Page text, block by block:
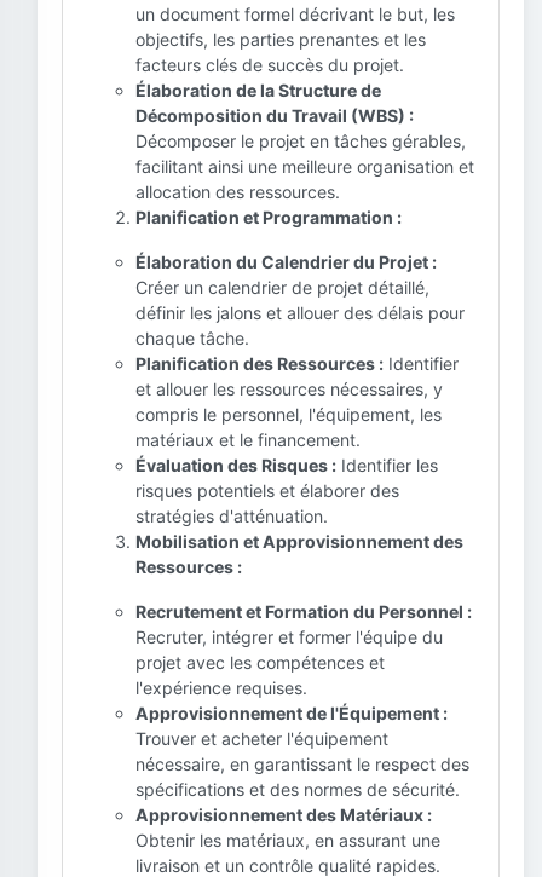
un document formel décrivant le but, les
objectifs, les parties prenantes et les
facteurs clés de succès du projet.
Élaboration de la Structure de
Décomposition du Travail (WBS) :
Décomposer le projet en tâches gérables,
facilitant ainsi une meilleure organisation et
allocation des ressources.
Planification et Programmation :
Élaboration du Calendrier du Projet :
Créer un calendrier de projet détaillé,
définir les jalons et allouer des délais pour
chaque tâche.
Planification des Ressources : Identifier
et allouer les ressources nécessaires, y
compris le personnel, l'équipement, les
matériaux et le financement.
Évaluation des Risques : Identifier les
risques potentiels et élaborer des
stratégies d'atténuation.
Mobilisation et Approvisionnement des
Ressources :
Recrutement et Formation du Personnel :
Recruter, intégrer et former l'équipe du
projet avec les compétences et
l'expérience requises.
Approvisionnement de l'Équipement :
Trouver et acheter l'équipement
nécessaire, en garantissant le respect des
spécifications et des normes de sécurité.
Approvisionnement des Matériaux :
Obtenir les matériaux, en assurant une
livraison et un contrôle qualité rapides.